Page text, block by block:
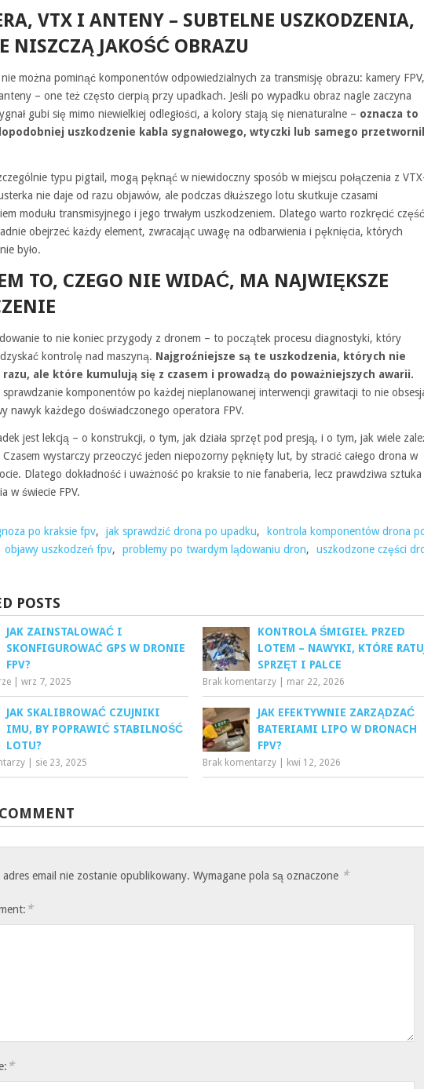
VTX I ANTENY – SUBTELNE USZKODZENIA,
NISZCZĄ JAKOŚĆ OBRAZU
można pominąć komponentów odpowiedzialnych za transmisję obrazu: kamery FPV,
– one też często cierpią przy upadkach. Jeśli po wypadku obraz nagle zaczyna
gubi się mimo niewielkiej odległości, a kolory stają się nienaturalne – oznacza to
uszkodzenie kabla sygnałowego, wtyczki lub samego
typu pigtail, mogą pęknąć w niewidoczny sposób w miejscu połączenia z
nie daje od razu objawów, ale podczas dłuższego lotu skutkuje czasami
modułu transmisyjnego i jego trwałym uszkodzeniem. Dlatego warto rozkręcić część
obejrzeć każdy element, zwracając uwagę na odbarwienia i pęknięcia, których
było.
TO, CZEGO NIE WIDAĆ, MA NAJWIĘKSZE
to nie koniec przygody z dronem – to początek procesu diagnostyki, który
kontrolę nad maszyną. Najgroźniejsze są te uszkodzenia, których nie
ale które kumulują się z czasem i prowadzą do poważniejszych awarii.
sprawdzanie komponentów po każdej nieplanowanej interwencji grawitacji to nie
nawyk każdego doświadczonego operatora FPV.
jest lekcją – o konstrukcji, o tym, jak działa sprzęt pod presją, i o tym, jak wiele
wystarczy przeoczyć jeden niepozorny pęknięty lut, by stracić całego drona w
Dlatego dokładność i uważność po kraksie to nie fanaberia, lecz prawdziwa sztuka
w świecie FPV.
po kraksie fpv, jak sprawdzić drona po upadku,
kontrola komponentów drona
objawy uszkodzeń fpv, problemy po twardym lądowaniu dron,
uszkodzone części
POSTS
JAK ZAINSTALOWAĆ I
SKONFIGUROWAĆ GPS W DRONIE
FPV?
wrz 7, 2025
KONTROLA ŚMIGIEŁ PRZED
LOTEM – NAWYKI, KTÓRE
SPRZĘT I PALCE
Brak komentarzy mar 22, 2026
JAK SKALIBROWAĆ CZUJNIKI
IMU, BY POPRAWIĆ STABILNOŚĆ
LOTU?
sie 23, 2025
JAK EFEKTYWNIE ZARZĄDZAĆ
BATERIAMI LIPO W DRONACH
FPV?
Brak komentarzy kwi 12, 2026
adres email nie zostanie opublikowany. Wymagane pola są oznaczone *
*
*